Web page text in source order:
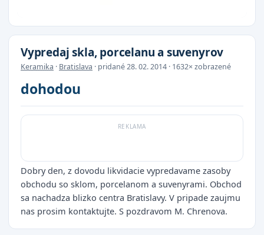
Vypredaj skla, porcelanu a suvenyrov
Keramika · Bratislava · pridané 28. 02. 2014 · 1632× zobrazené
dohodou
Dobry den, z dovodu likvidacie vypredavame zasoby
obchodu so sklom, porcelanom a suvenyrami. Obchod
sa nachadza blizko centra Bratislavy. V pripade zaujmu
nas prosim kontaktujte. S pozdravom M. Chrenova.